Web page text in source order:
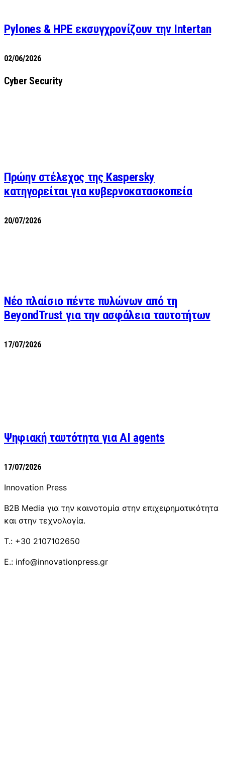
Pylones & HPE εκσυγχρονίζουν την Intertan
02/06/2026
Cyber Security
Πρώην στέλεχος της Kaspersky
κατηγορείται για κυβερνοκατασκοπεία
20/07/2026
Νέο πλαίσιο πέντε πυλώνων από τη
BeyondTrust για την ασφάλεια ταυτοτήτων
17/07/2026
Ψηφιακή ταυτότητα για AI agents
17/07/2026
Innovation Press
B2B Media για την καινοτομία στην επιχειρηματικότητα
και στην τεχνολογία.
T.: +30 2107102650
E.: info@innovationpress.gr